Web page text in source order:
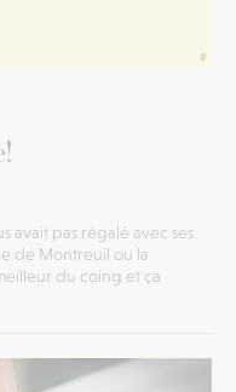
avait pas régalé avec ses
de Montreuil ou la
du coing et ça